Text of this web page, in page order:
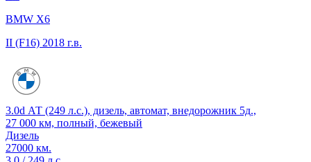
BMW X6
II (F16) 2018 г.в.
3.0d АТ (249 л.с.), дизель, автомат, внедорожник 5д.,
27 000 км, полный, бежевый
Дизель
27000 км.